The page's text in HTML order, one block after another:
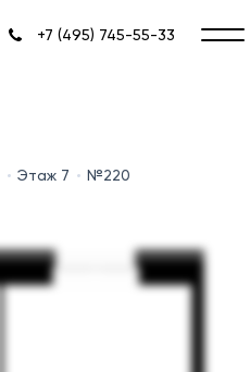
+7 (495) 745-55-33
Этаж 7 №220